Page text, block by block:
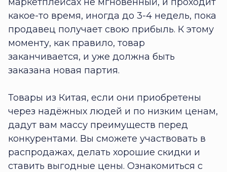
какое-то время, иногда до 3-4 недель, пока
продавец получает свою прибыль. К этому
моменту, как правило, товар
заканчивается, и уже должна быть
заказана новая партия.
Товары из Китая, если они приобретены
через надёжных людей и по низким ценам,
дадут вам массу преимуществ перед
конкурентами. Вы сможете участвовать в
распродажах, делать хорошие скидки и
ставить выгодные цены. Ознакомиться с